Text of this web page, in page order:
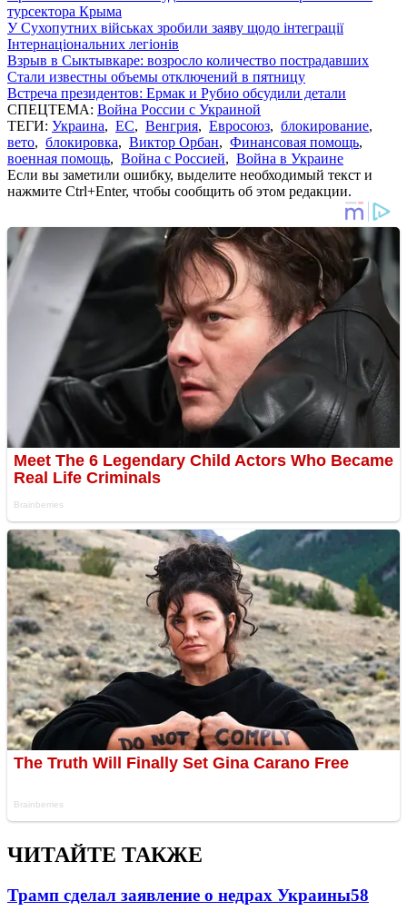
турсектора Крыма
У Сухопутних військах зробили заяву щодо інтеграції
Інтернаціональних легіонів
Взрыв в Сыктывкаре: возросло количество пострадавших
Стали известны объемы отключений в пятницу
Встреча президентов: Ермак и Рубио обсудили детали
СПЕЦТЕМА: Война России с Украиной
ТЕГИ: Украина, ЕС, Венгрия, Евросоюз, блокирование,
вето, блокировка, Виктор Орбан, Финансовая помощь,
военная помощь, Война с Россией, Война в Украине
Если вы заметили ошибку, выделите необходимый текст и
нажмите Ctrl+Enter, чтобы сообщить об этом редакции.
ЧИТАЙТЕ ТАКЖЕ
Трамп сделал заявление о недрах Украины58